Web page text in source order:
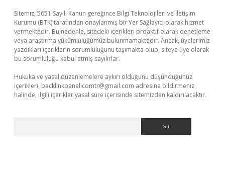
Sitemiz, 5651 Sayılı Kanun gereğince Bilgi Teknolojileri ve İletişim
Kurumu (BTK) tarafından onaylanmış bir Yer Sağlayıcı olarak hizmet
vermektedir. Bu nedenle, sitedeki içerikleri proaktif olarak denetleme
veya araştırma yükümlülüğümüz bulunmamaktadır. Ancak, üyelerimiz
yazdıkları içeriklerin sorumluluğunu taşımakta olup, siteye üye olarak
bu sorumluluğu kabul etmiş sayılırlar.
Hukuka ve yasal düzenlemelere aykırı olduğunu düşündüğünüz
içerikleri, backlinkpanelicomtr@gmail.com adresine bildirmeniz
halinde, ilgili içerikler yasal süre içerisinde sitemizden kaldırılacaktır.